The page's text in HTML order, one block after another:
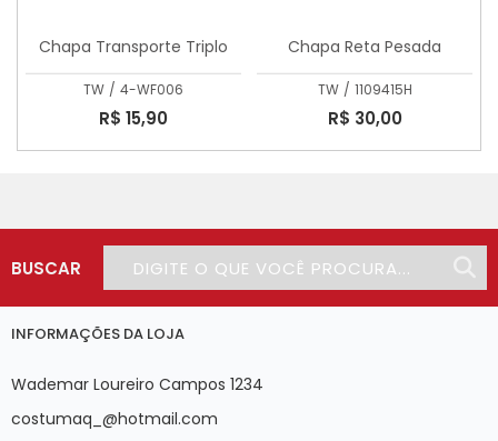
Chapa Transporte Triplo
TW / 4-WF006
R$ 15,90
Chapa Reta Pesada
TW / 1109415H
R$ 30,00
BUSCAR
INFORMAÇÕES DA LOJA
Wademar Loureiro Campos 1234
costumaq_@hotmail.com